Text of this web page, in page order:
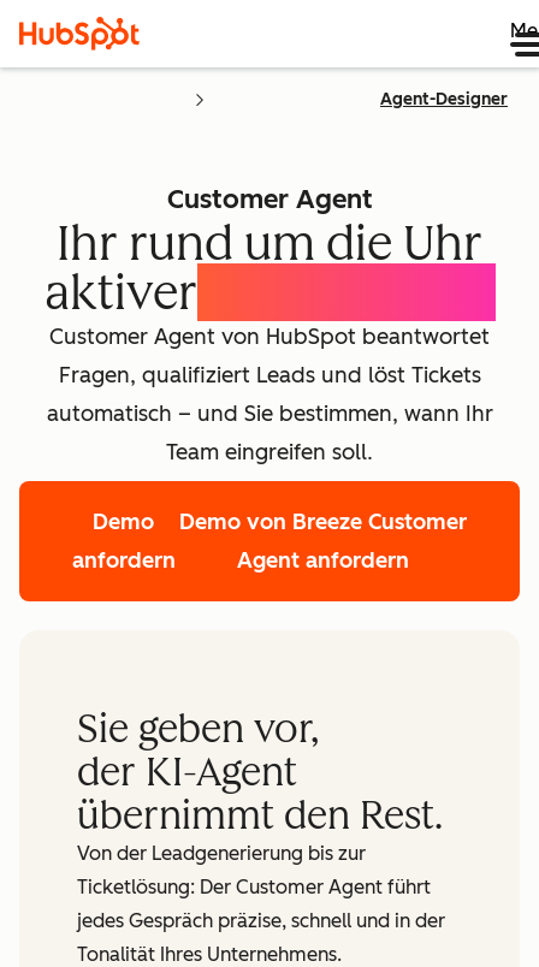
Agent-Designer
Customer Agent
Ihr rund um die Uhr
aktiver
Customer Agent von HubSpot beantwortet
Fragen, qualifiziert Leads und löst Tickets
automatisch – und Sie bestimmen, wann Ihr
Team eingreifen soll.
Demo
anfordern
Demo von Breeze Customer
Agent anfordern
Sie geben vor,
der KI-Agent
übernimmt den Rest.
Von der Leadgenerierung bis zur
Ticketlösung: Der Customer Agent führt
jedes Gespräch präzise, schnell und in der
Tonalität Ihres Unternehmens.